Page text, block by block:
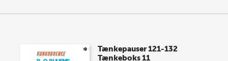
Tænkepauser 121-132
Tænkeboks 11